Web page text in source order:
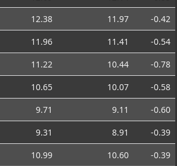
12.38 11.97
-0.42
11.96 11.41
-0.54
11.22 10.44
-0.78
10.65 10.07
-0.58
9.71 9.11
-0.60
9.31 8.91
-0.39
10.99 10.60 -0.39